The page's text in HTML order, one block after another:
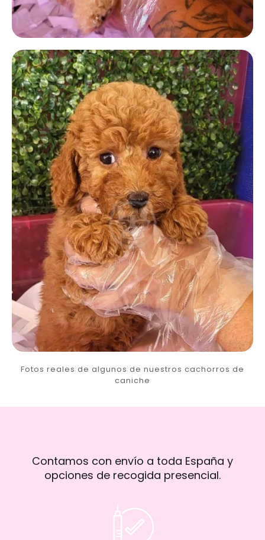
Fotos reales de algunos de nuestros cachorros de
caniche
Contamos con envío a toda España y
opciones de recogida presencial.